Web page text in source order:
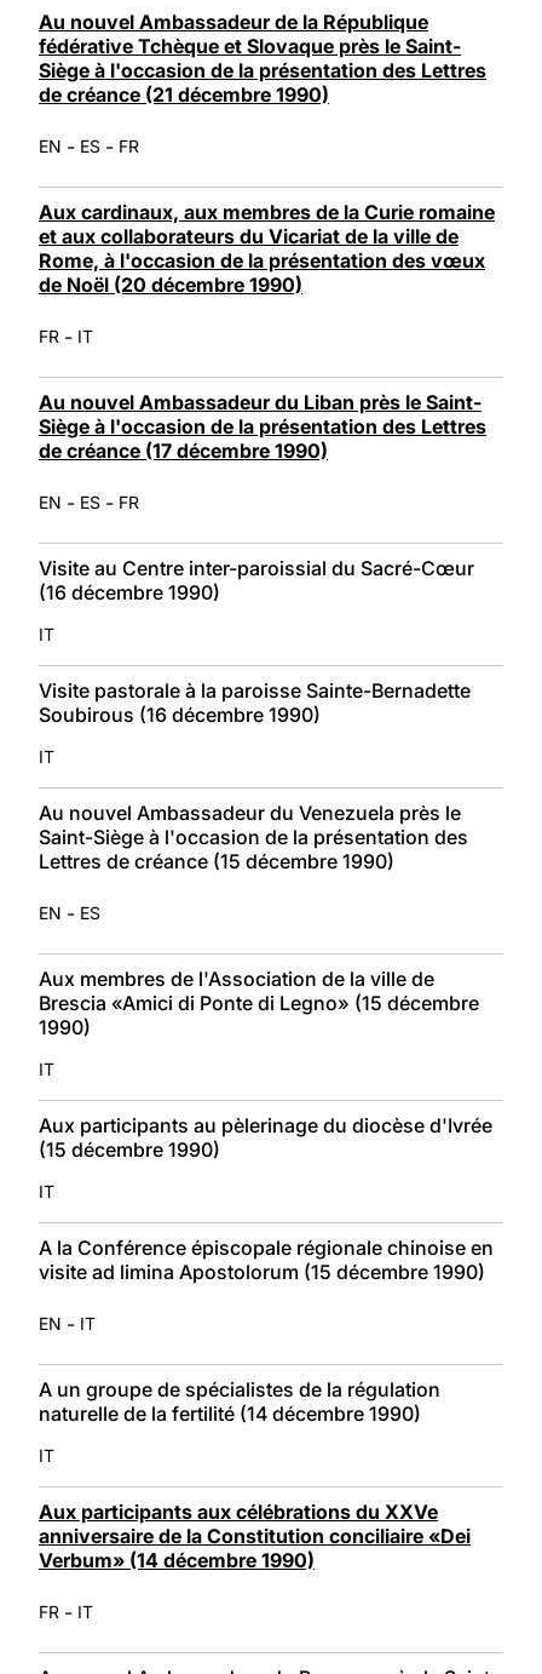
Au nouvel Ambassadeur de la République
fédérative Tchèque et Slovaque près le Saint-
Siège à l'occasion de la présentation des Lettres
de créance (21 décembre 1990)
EN - ES - FR
Aux cardinaux, aux membres de la Curie romaine
et aux collaborateurs du Vicariat de la ville de
Rome, à l'occasion de la présentation des vœux
de Noël (20 décembre 1990)
FR - IT
Au nouvel Ambassadeur du Liban près le Saint-
Siège à l'occasion de la présentation des Lettres
de créance (17 décembre 1990)
EN - ES - FR
Visite au Centre inter-paroissial du Sacré-Cœur
(16 décembre 1990)
IT
Visite pastorale à la paroisse Sainte-Bernadette
Soubirous (16 décembre 1990)
IT
Au nouvel Ambassadeur du Venezuela près le
Saint-Siège à l'occasion de la présentation des
Lettres de créance (15 décembre 1990)
EN - ES
Aux membres de l'Association de la ville de
Brescia «Amici di Ponte di Legno» (15 décembre
1990)
IT
Aux participants au pèlerinage du diocèse d'Ivrée
(15 décembre 1990)
IT
A la Conférence épiscopale régionale chinoise en
visite ad limina Apostolorum (15 décembre 1990)
EN - IT
A un groupe de spécialistes de la régulation
naturelle de la fertilité (14 décembre 1990)
IT
Aux participants aux célébrations du XXVe
anniversaire de la Constitution conciliaire «Dei
Verbum» (14 décembre 1990)
FR - IT